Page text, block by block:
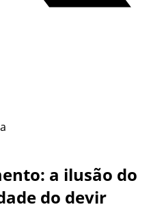
a ilusão do
do devir